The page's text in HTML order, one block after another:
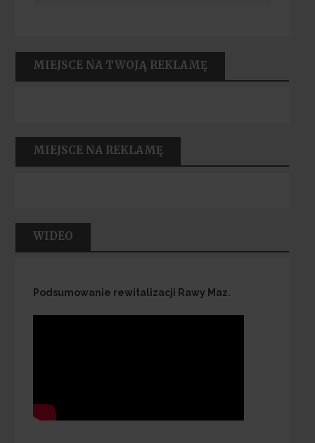
MIEJSCE NA TWOJĄ REKLAMĘ
MIEJSCE NA REKLAMĘ
WIDEO
Podsumowanie rewitalizacji Rawy Maz.